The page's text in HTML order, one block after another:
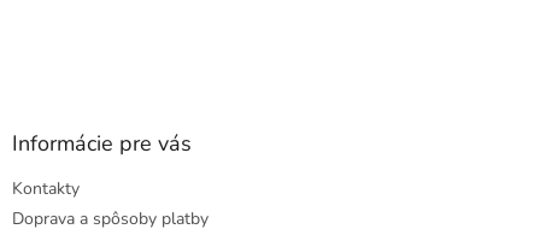
Informácie pre vás
Kontakty
Doprava a spôsoby platby